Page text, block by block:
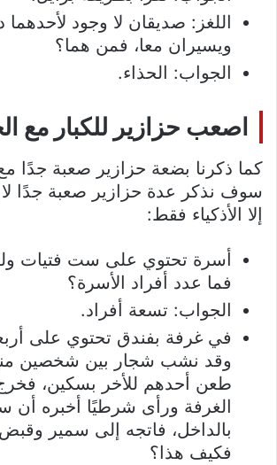
اللغز: صديقان لا وجود لأحدهما
ويسيران معا، فمن هما؟
الجواب: الحذاء.
اصعب حزازير للكبار مع
كما ذكرنا بضعة حزازير صعبة جدًا مع
سوف نذكر عدة حزازير صعبة جدًا لا
إلا الأذكياء فقط:
أسرة تحتوي على ست فتيات
فما عدد أفراد الأسرة؟
الجواب: تسعة أفراد.
في غرفة بفندق تحتوي على
وقد نشب شجار بين شخصين
طعن أحدهم للأخر بسكين،
الغرفة ورأى شرطيًا أخبره أن
بالداخل، فاتجه إلى سمير
فكيف هذا؟